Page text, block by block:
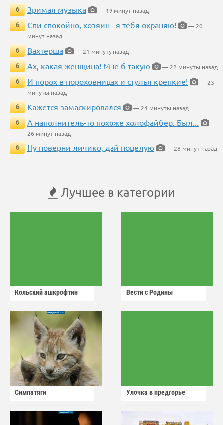
6
Зримая музыка
— 19 минут назад
6
Спи спокойно, хозяин - я тебя охраняю!
— 20
минут назад
6
Вахтерша
— 21 минуту назад
6
Ах, какая женщина! Мне б такую
— 22 минуты назад
6
И порох в пороховницах и стулья крепкие!
— 23
минуты назад
6
Кажется замаскировался
— 24 минуты назад
6
А наполнитель-то похоже холофайбер. Был...
—
26 минут назад
6
Ну поверни личико, дай поцелую — 28 минут назад
Лучшее в категории
Кольский ашкрофтин Вести с Родины
Симпатяги Улочка в предгорье